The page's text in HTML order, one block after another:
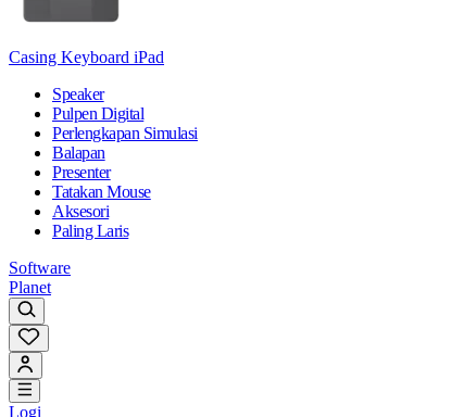
Casing Keyboard iPad
Speaker
Pulpen Digital
Perlengkapan Simulasi
Balapan
Presenter
Tatakan Mouse
Aksesori
Paling Laris
Software
Planet
Logi